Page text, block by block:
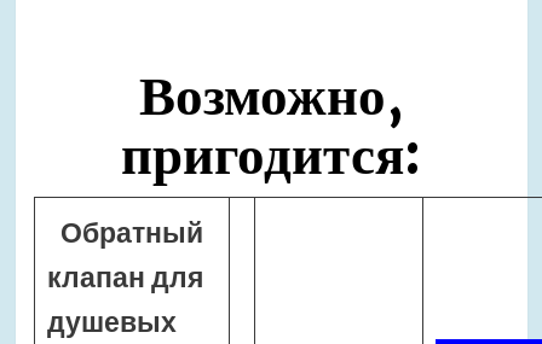
Возможно,
пригодится:
Обратный
клапан для
душевых